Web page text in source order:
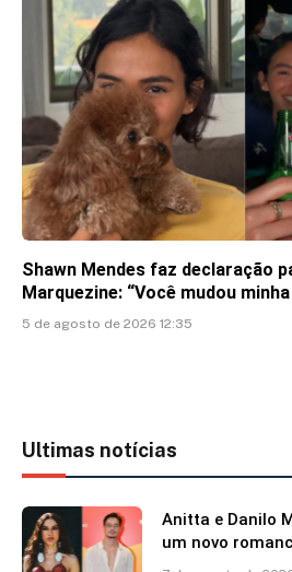
Shawn Mendes faz declaração
Marquezine: “Você mudou minha
5 de agosto de 2026 12:35
Ultimas notícias
Anitta e Danilo
um novo